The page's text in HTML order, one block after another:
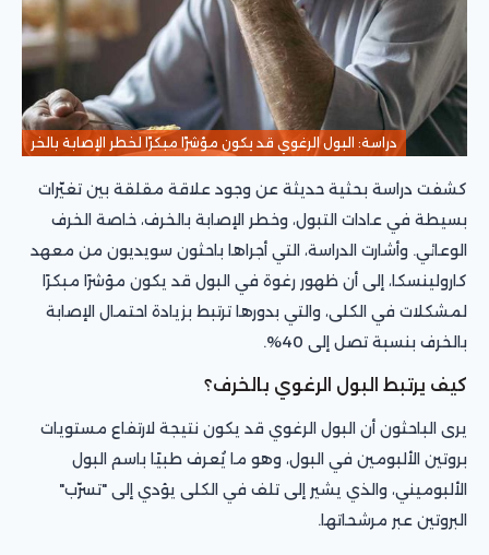
دراسة: البول الرغوي قد يكون مؤشرًا مبكرًا لخطر الإصابة بالخر
كشفت دراسة بحثية حديثة عن وجود علاقة مقلقة بين تغيّرات
بسيطة في عادات التبول، وخطر الإصابة بالخرف، خاصة الخرف
الوعائي. وأشارت الدراسة، التي أجراها باحثون سويديون من معهد
كارولينسكا، إلى أن ظهور رغوة في البول قد يكون مؤشرًا مبكرًا
لمشكلات في الكلى، والتي بدورها ترتبط بزيادة احتمال الإصابة
بالخرف بنسبة تصل إلى 40%.
كيف يرتبط البول الرغوي بالخرف؟
يرى الباحثون أن البول الرغوي قد يكون نتيجة لارتفاع مستويات
بروتين الألبومين في البول، وهو ما يُعرف طبيًا باسم البول
الألبوميني، والذي يشير إلى تلف في الكلى يؤدي إلى "تسرّب"
البروتين عبر مرشحاتها.